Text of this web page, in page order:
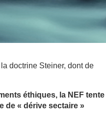
doctrine Steiner, dont de
éthiques, la NEF tente
de « dérive sectaire »